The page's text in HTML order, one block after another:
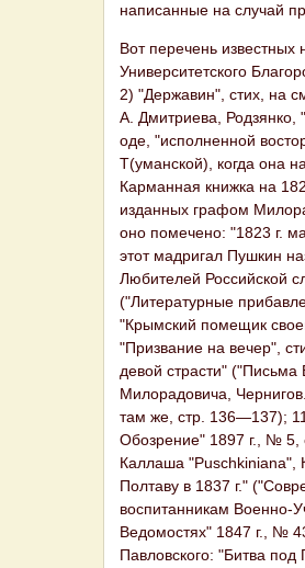
написанные на случай
Вот перечень
Университетского
2) "Державин", стих, на
A. Дмитриева, Родзянко,
оде, "исполненной
Т(уманской), когда она
Карманная книжка на
изданных графом
оно помечено: "1823 г.
этот мадригал Пушкин
Любителей Российской
("Литературные
"Крымский помещик
"Призвание на вечер",
девой страсти" ("Письма
Милорадовича,
там же, стр. 136—137);
Обозрение" 1897 г., №
Каллаша "Puschkiniana",
Полтаву в 1837 г."
воспитанникам Военно-
Ведомостях" 1847 г., №
Павловского: "Битва